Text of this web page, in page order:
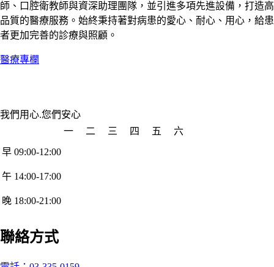
師、口腔衛教師與資深助理團隊，並引進多項先進設備，打造高
品質的醫療服務。始終秉持著對病患的愛心、耐心、用心，給患
者更加完善的診療與照顧。
醫療專欄
我們用心.您們安心
一
二 三 四 五
六
早 09:00-12:00
午 14:00-17:00
晚 18:00-21:00
聯絡方式